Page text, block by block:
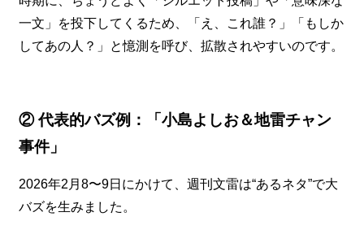
一文」を投下してくるため、「え、これ誰？」「もしか
してあの人？」と憶測を呼び、拡散されやすいのです。
② 代表的バズ例：「小島よしお＆地雷チャン
事件」
2026年2月8〜9日にかけて、週刊文雷は“あるネタ”で大
バズを生みました。